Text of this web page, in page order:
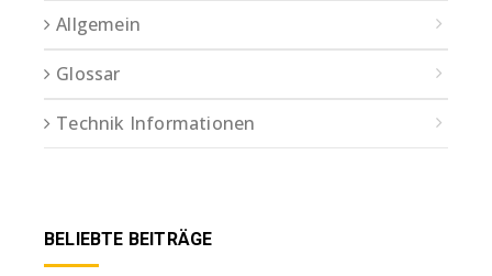
Allgemein
Glossar
Technik Informationen
BELIEBTE BEITRÄGE